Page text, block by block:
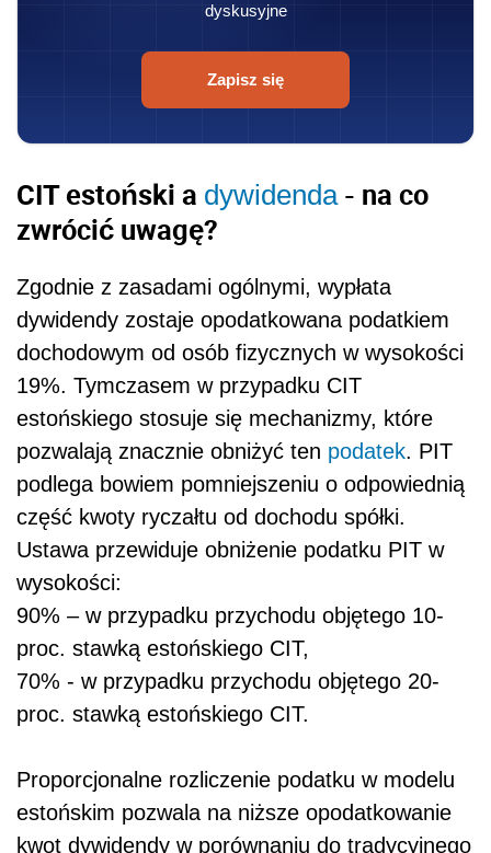
dyskusyjne
Zapisz się
CIT estoński a dywidenda- na co
zwrócić uwagę?
Zgodnie z zasadami ogólnymi, wypłata
dywidendy zostaje opodatkowana podatkiem
dochodowym od osób fizycznych w wysokości
19%. Tymczasem w przypadku CIT
estońskiego stosuje się mechanizmy, które
pozwalają znacznie obniżyć ten podatek. PIT
podlega bowiem pomniejszeniu o odpowiednią
część kwoty ryczałtu od dochodu spółki.
Ustawa przewiduje obniżenie podatku PIT w
wysokości:
90% – w przypadku przychodu objętego 10-
proc. stawką estońskiego CIT,
70% - w przypadku przychodu objętego 20-
proc. stawką estońskiego CIT.
Proporcjonalne rozliczenie podatku w modelu
estońskim pozwala na niższe opodatkowanie
kwot dywidendy w porównaniu do tradycyjnego